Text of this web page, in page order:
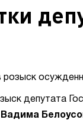
депутата
Вадима